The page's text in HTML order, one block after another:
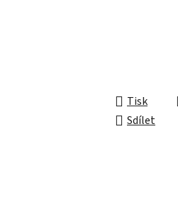
Tisk
Sdílet